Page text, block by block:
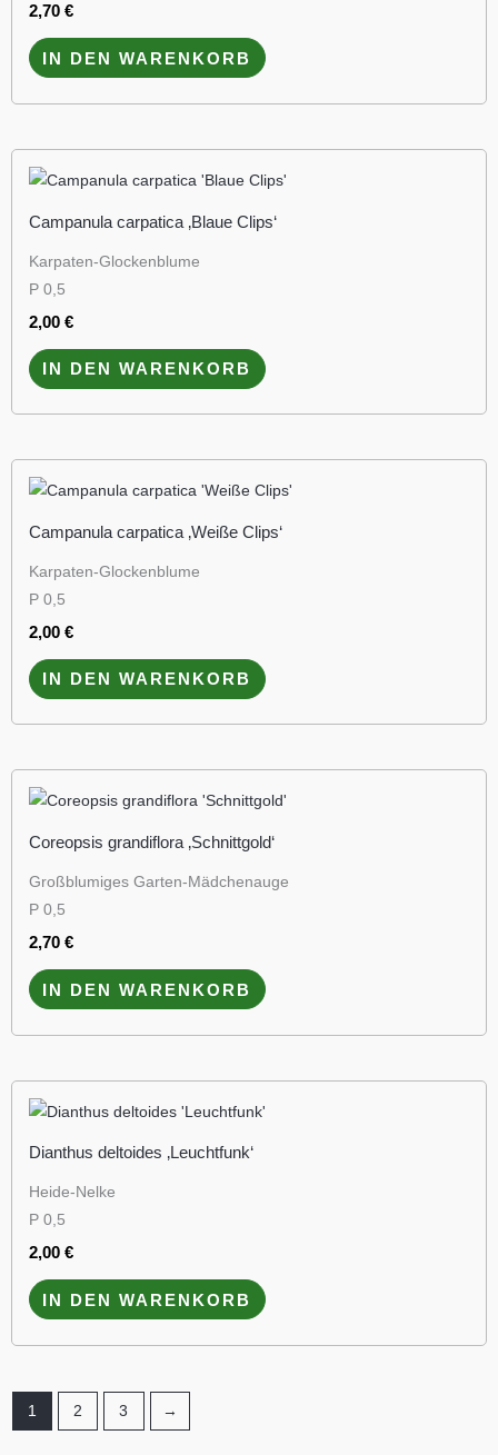
2,70 €
IN DEN WARENKORB
Campanula carpatica ‚Blaue Clips‘
Karpaten-Glockenblume
P 0,5
2,00 €
IN DEN WARENKORB
Campanula carpatica ‚Weiße Clips‘
Karpaten-Glockenblume
P 0,5
2,00 €
IN DEN WARENKORB
Coreopsis grandiflora ‚Schnittgold‘
Großblumiges Garten-Mädchenauge
P 0,5
2,70 €
IN DEN WARENKORB
Dianthus deltoides ‚Leuchtfunk‘
Heide-Nelke
P 0,5
2,00 €
IN DEN WARENKORB
1 2 3 →